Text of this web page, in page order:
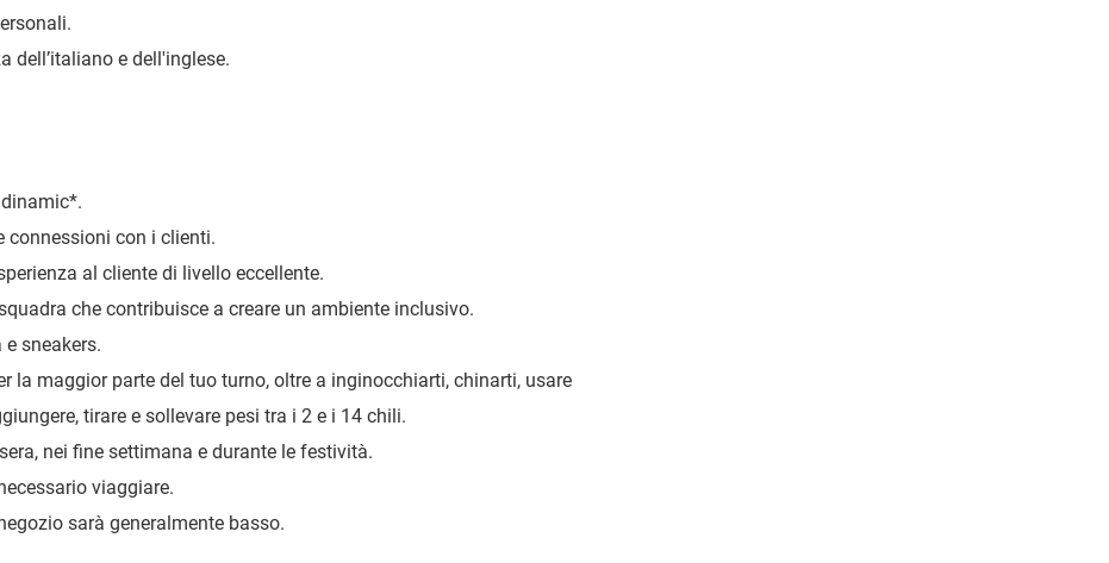
dell’italiano e dell'inglese.
*.
connessioni con i clienti.
al cliente di livello eccellente.
che contribuisce a creare un ambiente inclusivo.
sneakers.
la maggior parte del tuo turno, oltre a inginocchiarti, chinarti, usare
tirare e sollevare pesi tra i 2 e i 14 chili.
nei fine settimana e durante le festività.
viaggiare.
sarà generalmente basso.